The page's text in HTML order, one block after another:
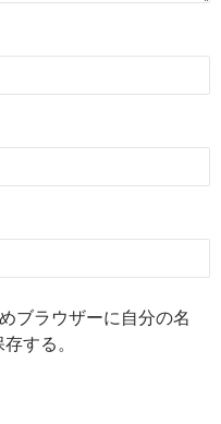
ブラウザーに自分の名
する。